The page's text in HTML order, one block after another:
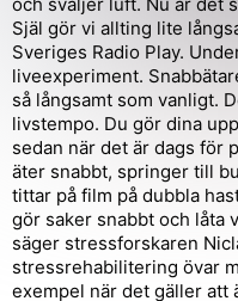
Själ gör vi allting lite
Sveriges Radio Play.
liveexperiment.
så långsamt som vanligt.
livstempo. Du gör dina
sedan när det är dags för
äter snabbt, springer till
tittar på film på dubbla
gör saker snabbt och låta
säger stressforskaren
stressrehabilitering övar
exempel när det gäller att